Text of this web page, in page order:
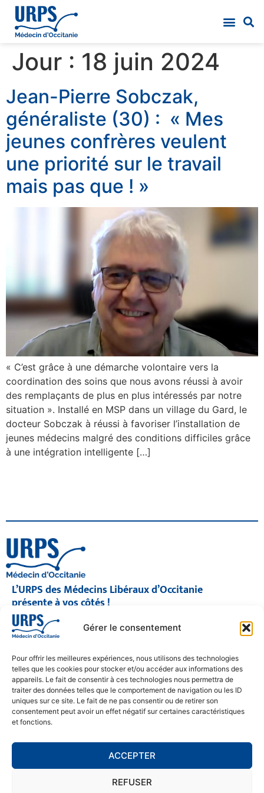
Gérer le consentement
Pour offrir les meilleures expériences, nous utilisons des technologies
telles que les cookies pour stocker et/ou accéder aux informations des
appareils. Le fait de consentir à ces technologies nous permettra de
traiter des données telles que le comportement de navigation ou les ID
uniques sur ce site. Le fait de ne pas consentir ou de retirer son
consentement peut avoir un effet négatif sur certaines caractéristiques
et fonctions.
ACCEPTER
REFUSER
Jour : 18 juin 2024
Jean-Pierre Sobczak,
généraliste (30) : « Mes
jeunes confrères veulent
une priorité sur le travail
mais pas que ! »
« C’est grâce à une démarche volontaire vers la
coordination des soins que nous avons réussi à avoir
des remplaçants de plus en plus intéressés par notre
situation ». Installé en MSP dans un village du Gard, le
docteur Sobczak à réussi à favoriser l’installation de
jeunes médecins malgré des conditions difficiles grâce
à une intégration intelligente […]
L’URPS des Médecins Libéraux d’Occitanie
présente à vos côtés !
© 2026 URPS médecin d'Occitanie
Siège social : 1300 Avenue Albert Einstein, 34000 Montpellier
05 61 15 80 90
Accueil : Lundi au Vendredi | 08h30 – 17h30
CONTACT
MENTIONS LÉGALES